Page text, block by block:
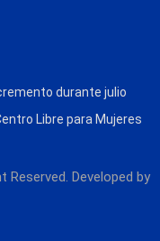
durante julio
Libre para Mujeres
Reserved. Developed by